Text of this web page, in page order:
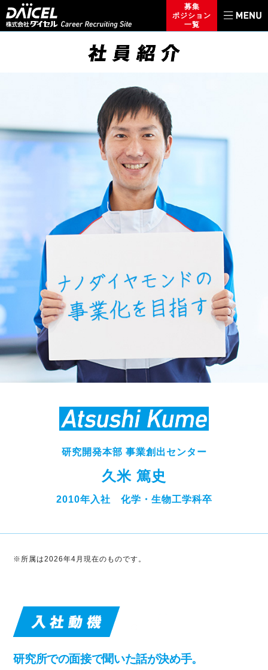
募集
ポジション
一覧
研究開発本部 事業創出センター
久米 篤史
2010年入社 化学・生物工学科卒
※所属は2026年4月現在のものです。
研究所での面接で聞いた話が決め手。